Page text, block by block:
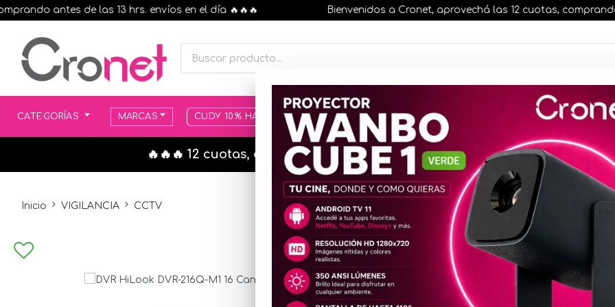
antes de las 13 hrs. envíos en el día 🔥🔥🔥 Bienvenidos a Cronet, aprovechá las 12 cuotas, comprando
CATEGORÍAS MARCAS CUDY 10% HASTA AGOTAR STOCK MOVILIDAD ELÉCTRICA 25% OFF
🔥🔥🔥 12 cuotas, en todos nuestros artículos, comprando antes de las 13
Inicio VIGILANCIA CCTV
DVR
Canales